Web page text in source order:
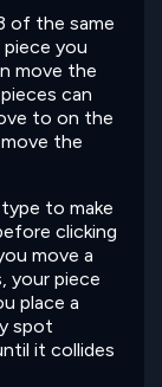
of the same
you
move the
can
to on the
the
to make
clicking
move a
your piece
place a
spot
it collides